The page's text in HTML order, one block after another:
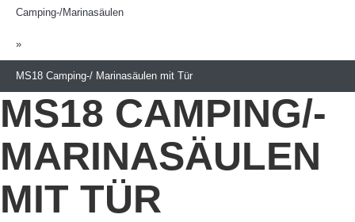
Camping-/Marinasäulen
»
MS18 Camping-/ Marinasäulen mit Tür
MS18 CAMPING/-
MARINASÄULEN
MIT TÜR